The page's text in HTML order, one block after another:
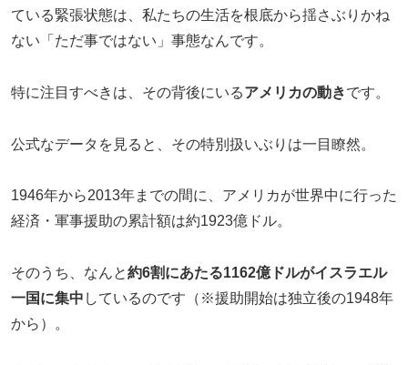
ている緊張状態は、私たちの生活を根底から揺さぶりかね
ない「ただ事ではない」事態なんです。
特に注目すべきは、その背後にいるアメリカの動きです。
公式なデータを見ると、その特別扱いぶりは一目瞭然。
1946年から2013年までの間に、アメリカが世界中に行った
経済・軍事援助の累計額は約1923億ドル。
そのうち、なんと約6割にあたる1162億ドルがイスラエル
一国に集中 しているのです（※援助開始は独立後の1948年
から）。